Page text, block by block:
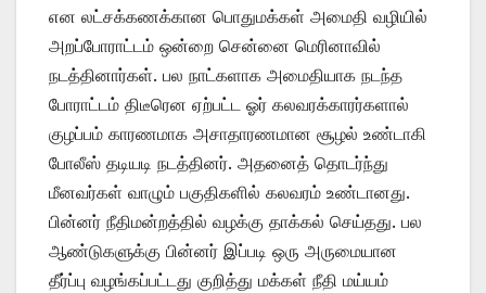
என லட்சக்கணக்கான பொதுமக்கள் அமைதி வழியில்
அறப்போராட்டம் ஒன்றை சென்னை மெரினாவில்
நடத்தினார்கள். பல நாட்களாக அமைதியாக நடந்த
போராட்டம் திடீரென ஏற்பட்ட ஓர் கலவரக்காரர்களால்
குழப்பம் காரணமாக அசாதாரணமான சூழல் உண்டாகி
போலீஸ் தடியடி நடத்தினர். அதனைத் தொடர்ந்து
மீனவர்கள் வாழும் பகுதிகளில் கலவரம் உண்டானது.
பின்னர் நீதிமன்றத்தில் வழக்கு தாக்கல் செய்தது. பல
ஆண்டுகளுக்கு பின்னர் இப்படி ஒரு அருமையான
தீர்ப்பு வழங்கப்பட்டது குறித்து மக்கள் நீதி மய்யம்